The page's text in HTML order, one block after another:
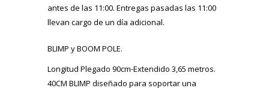
antes de las 11:00. Entregas pasadas las 11:00
llevan cargo de un día adicional.
BLIMP y BOOM POLE.
Longitud Plegado 90cm-Extendido 3,65 metros.
40CM BLIMP diseñado para soportar una